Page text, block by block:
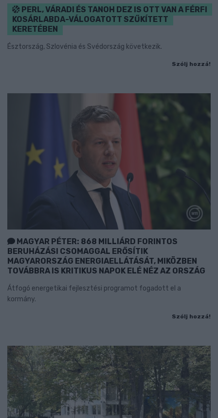
PERL, VÁRADI ÉS TANOH DEZ IS OTT VAN A FÉRFI
KOSÁRLABDA-VÁLOGATOTT SZŰKÍTETT
KERETÉBEN
Észtország, Szlovénia és Svédország következik.
Szólj hozzá!
MAGYAR PÉTER: 868 MILLIÁRD FORINTOS
BERUHÁZÁSI CSOMAGGAL ERŐSÍTIK
MAGYARORSZÁG ENERGIAELLÁTÁSÁT, MIKÖZBEN
TOVÁBBRA IS KRITIKUS NAPOK ELÉ NÉZ AZ ORSZÁG
Átfogó energetikai fejlesztési programot fogadott el a
kormány.
Szólj hozzá!